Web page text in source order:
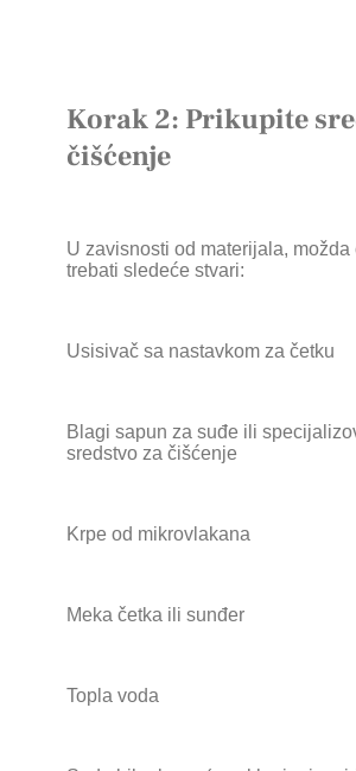
Korak 2: Prikupite
čišćenje
U zavisnosti od materijala, možda
trebati sledeće stvari:
Usisivač sa nastavkom za četku
Blagi sapun za suđe ili
sredstvo za čišćenje
Krpe od mikrovlakana
Meka četka ili sunđer
Topla voda